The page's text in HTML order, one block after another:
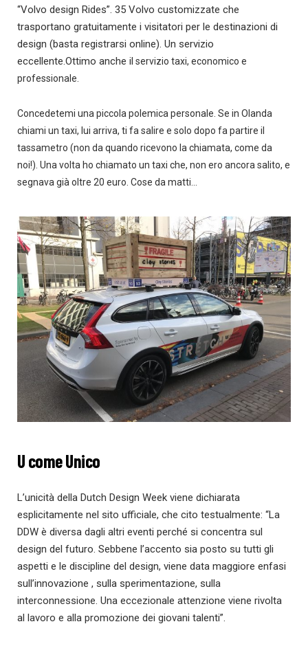
“Volvo design Rides”. 35 Volvo customizzate che
trasportano gratuitamente i visitatori per le destinazioni di
design (basta registrarsi online). Un servizio
eccellente.Ottimo anche il servizio taxi, economico e
professionale.
Concedetemi una piccola polemica personale. Se in Olanda
chiami un taxi, lui arriva, ti fa salire e solo dopo fa partire il
tassametro (non da quando ricevono la chiamata, come da
noi!). Una volta ho chiamato un taxi che, non ero ancora salito, e
segnava già oltre 20 euro. Cose da matti…
U come Unico
L’unicità della Dutch Design Week viene dichiarata
esplicitamente nel sito ufficiale, che cito testualmente: “La
DDW è diversa dagli altri eventi perché si concentra sul
design del futuro. Sebbene l’accento sia posto su tutti gli
aspetti e le discipline del design, viene data maggiore enfasi
sull’innovazione , sulla sperimentazione, sulla
interconnessione. Una eccezionale attenzione viene rivolta
al lavoro e alla promozione dei giovani talenti”.